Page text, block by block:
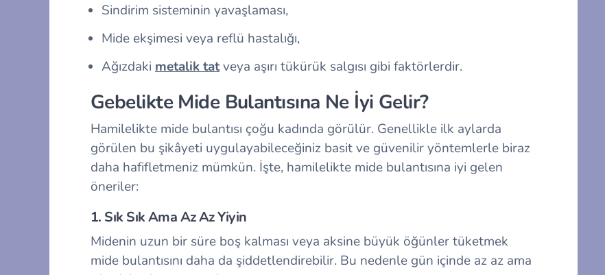
Sindirim sisteminin yavaşlaması,
Mide ekşimesi veya reflü hastalığı,
Ağızdaki metalik tatveya aşırı tükürük salgısı gibi faktörlerdir.
Gebelikte Mide Bulantısına Ne İyi Gelir?
Hamilelikte mide bulantısı çoğu kadında görülür. Genellikle ilk aylarda
görülen bu şikâyeti uygulayabileceğiniz basit ve güvenilir yöntemlerle biraz
daha hafifletmeniz mümkün. İşte, hamilelikte mide bulantısına iyi gelen
öneriler:
1. Sık Sık Ama Az Az Yiyin
Midenin uzun bir süre boş kalması veya aksine büyük öğünler tüketmek
mide bulantısını daha da şiddetlendirebilir. Bu nedenle gün içinde az az ama